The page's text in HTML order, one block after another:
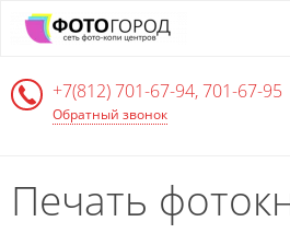
Перейти
к
информации
+7(812) 701-67-94, 701-67-95
Обратный звонок
Печать